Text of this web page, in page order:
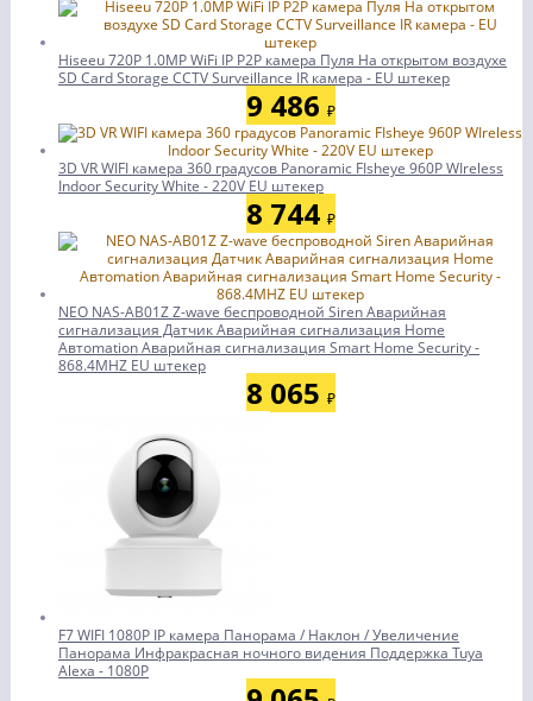
Hiseeu 720P 1.0MP WiFi IP P2P камера Пуля На открытом воздухе
SD Card Storage CCTV Surveillance IR камера - EU штекер
9 486 ₽
3D VR WIFI камера 360 градусов Panoramic FIsheye 960P WIreless
Indoor Security White - 220V EU штекер
8 744 ₽
NEO NAS-AB01Z Z-wave беспроводной Siren Аварийная
сигнализация Датчик Аварийная сигнализация Home
Автоmation Аварийная сигнализация Smart Home Security -
868.4MHZ EU штекер
8 065 ₽
F7 WIFI 1080P IP камера Панорама / Наклон / Увеличение
Панорама Инфракрасная ночного видения Поддержка Tuya
Alexa - 1080P